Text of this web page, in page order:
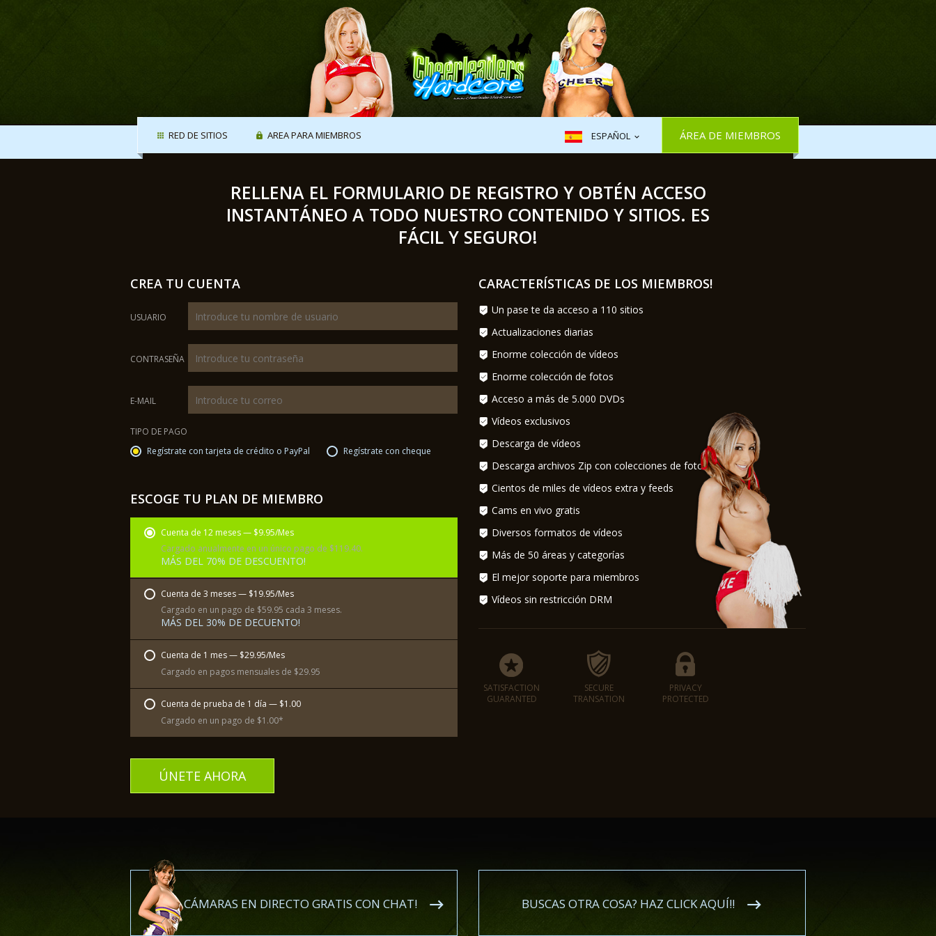
RED DE SITIOS AREA PARA MIEMBROS ESPAÑOL ÁREA DE MIEMBROS
RELLENA EL FORMULARIO DE REGISTRO Y OBTÉN ACCESO
INSTANTÁNEO A TODO NUESTRO CONTENIDO Y SITIOS. ES
FÁCIL Y SEGURO!
CREA TU CUENTA
USUARIO
CONTRASEÑA
E-MAIL
TIPO DE PAGO
Regístrate con tarjeta de crédito o PayPal
Regístrate con cheque
ESCOGE TU PLAN DE MIEMBRO
Cuenta de 12 meses — $9.95/Mes
Cargado anualmente en un único pago de $119.40.
MÁS DEL 70% DE DESCUENTO!
Cuenta de 3 meses — $19.95/Mes
Cargado en un pago de $59.95 cada 3 meses.
MÁS DEL 30% DE DECUENTO!
Cuenta de 1 mes — $29.95/Mes
Cargado en pagos mensuales de $29.95
Cuenta de prueba de 1 día — $1.00
Cargado en un pago de $1.00*
ÚNETE AHORA
CARACTERÍSTICAS DE LOS MIEMBROS!
Un pase te da acceso a 110 sitios
Actualizaciones diarias
Enorme colección de vídeos
Enorme colección de fotos
Acceso a más de 5.000 DVDs
Vídeos exclusivos
Descarga de vídeos
Descarga archivos Zip con colecciones de fotos
Cientos de miles de vídeos extra y feeds
Cams en vivo gratis
Diversos formatos de vídeos
Más de 50 áreas y categorías
El mejor soporte para miembros
Vídeos sin restricción DRM
SATISFACTION
GUARANTED
SECURE
TRANSATION
PRIVACY
PROTECTED
CÁMARAS EN DIRECTO GRATIS CON CHAT! BUSCAS OTRA COSA? HAZ CLICK AQUÍ!!